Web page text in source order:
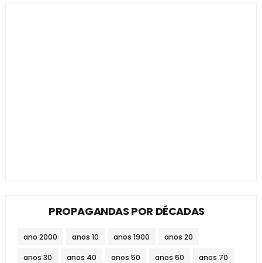
PROPAGANDAS POR DÉCADAS
ano 2000 anos 10 anos 1900 anos 20
anos 30 anos 40 anos 50 anos 60 anos 70